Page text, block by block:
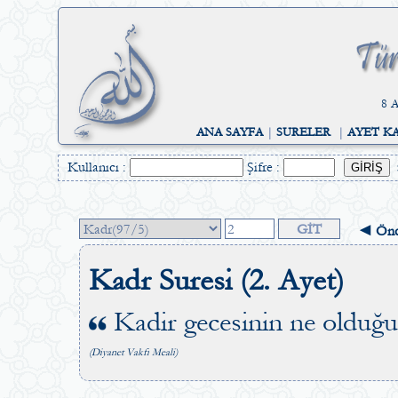
8
ANA SAYFA| SURELER| AYET
Kullanıcı : Şifre :
◄
Kadr Suresi (2. Ayet)
Kadir gecesinin ne
(Diyanet Vakfı Meali)